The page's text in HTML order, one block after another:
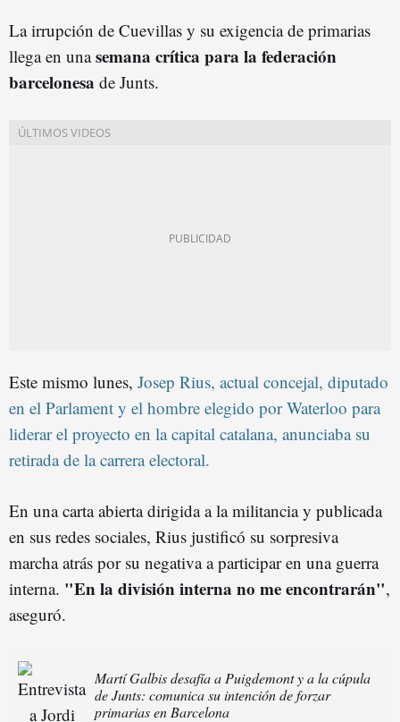
La irrupción de Cuevillas y su exigencia de primarias
llega en unasemana crítica para la federación
barcelonesa de Junts.
Este mismo lunes, Josep Rius, actual concejal, diputado
en el Parlament y el hombre elegido por Waterloo para
liderar el proyecto en la capital catalana, anunciaba su
retirada de la carrera electoral.
En una carta abierta dirigida a la militancia y publicada
en sus redes sociales, Rius justificó su sorpresiva
marcha atrás por su negativa a participar en una guerra
interna. "En la división interna no me encontrarán",
aseguró.
Martí Galbis desafía a Puigdemont y a la cúpula
de Junts: comunica su intención de forzar
primarias en Barcelona